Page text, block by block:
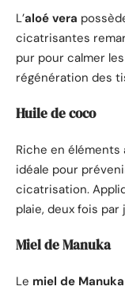
L’aloé vera
cicatrisantes
pur pour calmer
régénération des
Huile de coco
Riche en éléments
idéale pour
cicatrisation.
plaie, deux fois par
Miel de Manuka
Le miel de Manuka